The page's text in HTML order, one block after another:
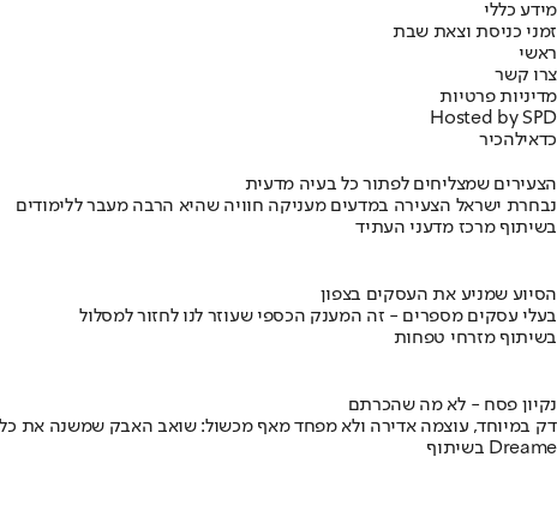
מידע כללי
זמני כניסת וצאת שבת
ראשי
צרו קשר
מדיניות פרטיות
Hosted by SPD
כדאילהכיר
הצעירים שמצליחים לפתור כל בעיה מדעית
נבחרת ישראל הצעירה במדעים מעניקה חוויה שהיא הרבה מעבר ללימודים
בשיתוף מרכז מדעני העתיד
הסיוע שמניע את העסקים בצפון
בעלי עסקים מספרים - זה המענק הכספי שעוזר לנו לחזור למסלול
בשיתוף מזרחי טפחות
נקיון פסח - לא מה שהכרתם
דק במיוחד, עוצמה אדירה ולא מפחד מאף מכשול: שואב האבק שמשנה את
בשיתוף Dreame